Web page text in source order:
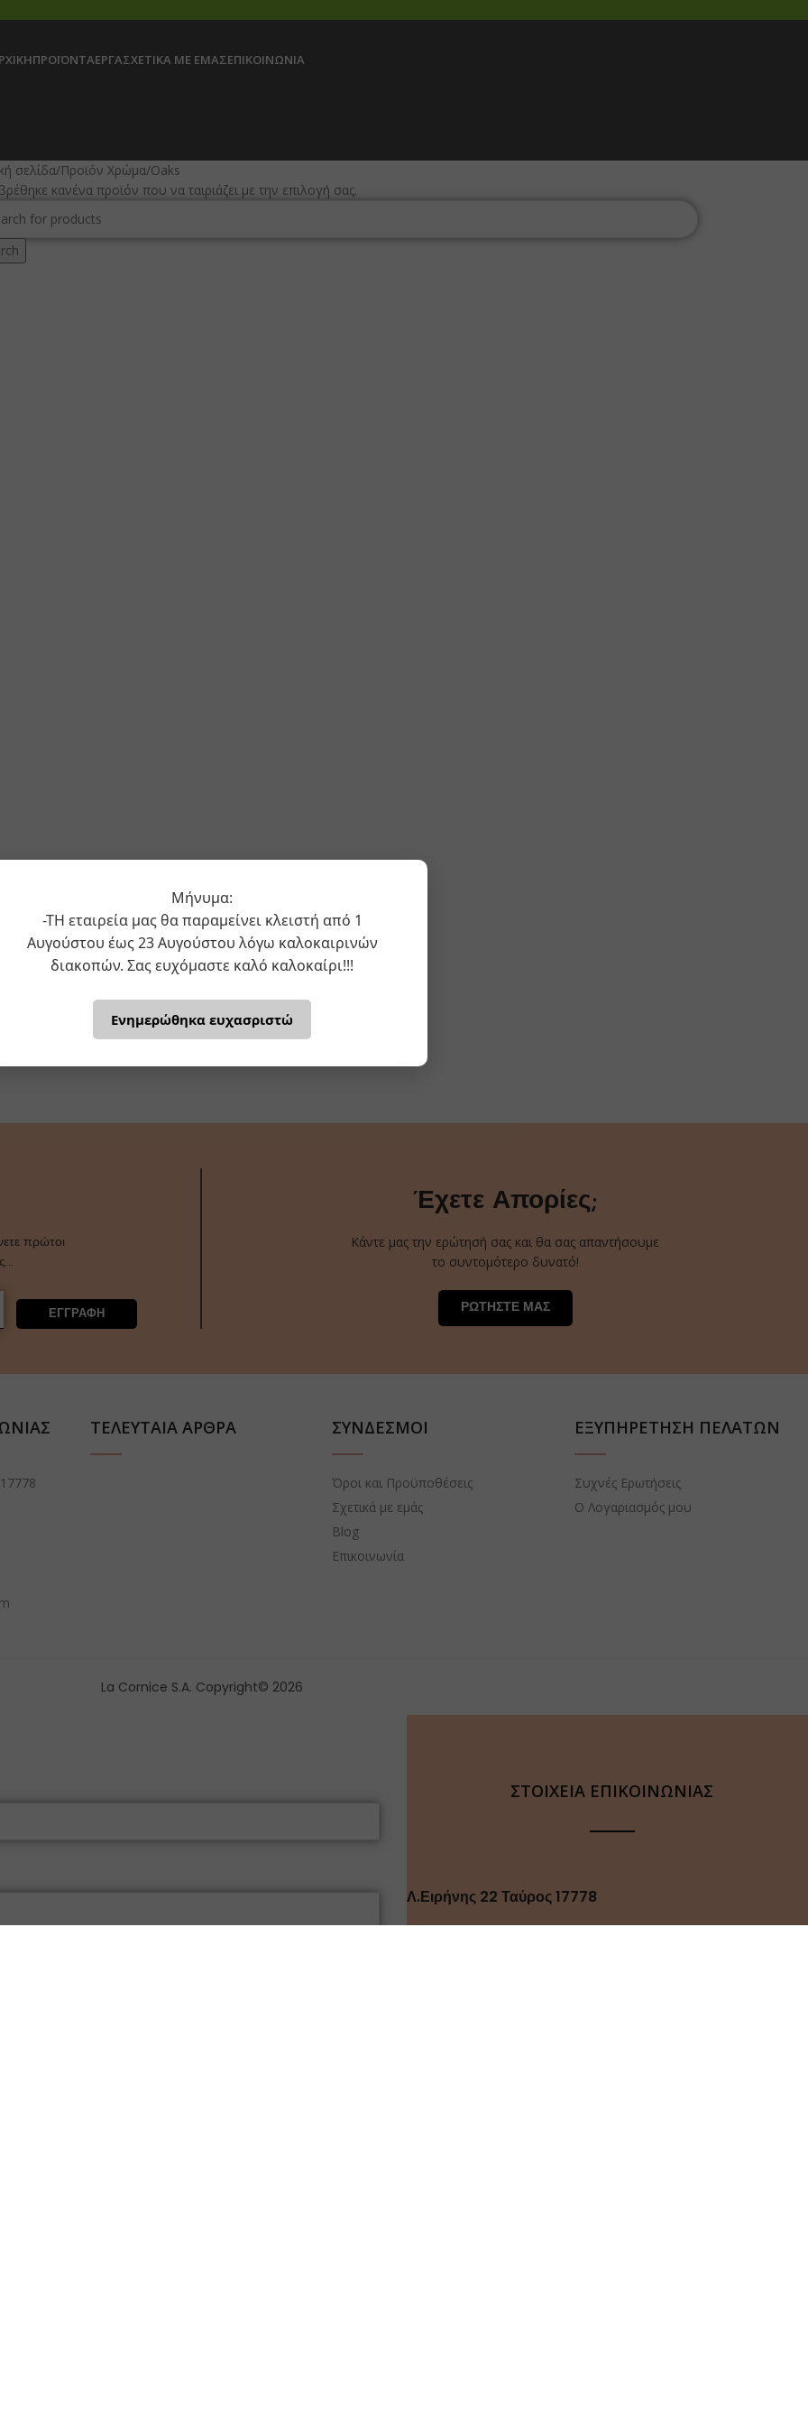
ΠΡΟΪΌΝΤΑΈΡΓΑΣΧΕΤΙΚΆ ΜΕ ΕΜΆΣΕΠΙΚΟΙΝΩΝΊΑ
σελίδα Προϊόν Χρώμα Oaks
κανένα προϊόν που να ταιριάζει με την επιλογή σας.
πρώτοι
ΕΓΓΡΑΦΗ
Έχετε Απορίες;
Κάντε μας την ερώτησή σας και θα σας απαντήσουμε
το συντομότερο δυνατό!
ΡΩΤΗΣΤΕ ΜΑΣ
ΤΕΛΕΥΤΑΙΑ ΑΡΘΡΑ ΣΥΝΔΕΣΜΟΙ
Όροι και Προϋποθέσεις
Σχετικά με εμάς
Blog
Επικοινωνία
ΕΞΥΠΗΡΕΤΗΣΗ ΠΕΛΑΤΩΝ
Συχνές Ερωτήσεις
Ο Λογαριασμός μου
La Cornice S.A. Copyright© 2026
Μήνυμα:
-ΤΗ εταιρεία μας θα παραμείνει κλειστή από 1
Αυγούστου έως 23 Αυγούστου λόγω καλοκαιρινών
διακοπών. Σας ευχόμαστε καλό καλοκαίρι!!!
Ενημερώθηκα ευχασριστώ
ΣΤΟΙΧΕΙΑ ΕΠΙΚΟΙΝΩΝΙΑΣ
Λ.Ειρήνης 22 Ταύρος 17778